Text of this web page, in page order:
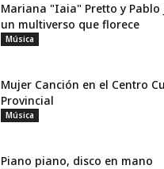
Mariana "Iaia" Pretto y Pablo
un multiverso que florece
Música
Mujer Canción en el Centro
Provincial
Música
Piano piano, disco en mano